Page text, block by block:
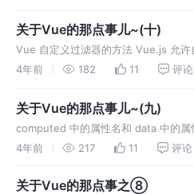
全局守卫：beforeEach 后置守卫：af
关于Vue的那点事儿~(十)
Vue 自定义过滤器的方法 Vue.js 允许
滤器，可被用于一些常见的文本格式化
达式。过滤器应该被添加在 JavaScript
4年前 182 11 评论
关于Vue的那点事儿~(九)
computed 中的属性名和 data 中的属
名，因为不管是 computed 属性名还
4年前 217 11 评论
关于Vue的那点事之⑧